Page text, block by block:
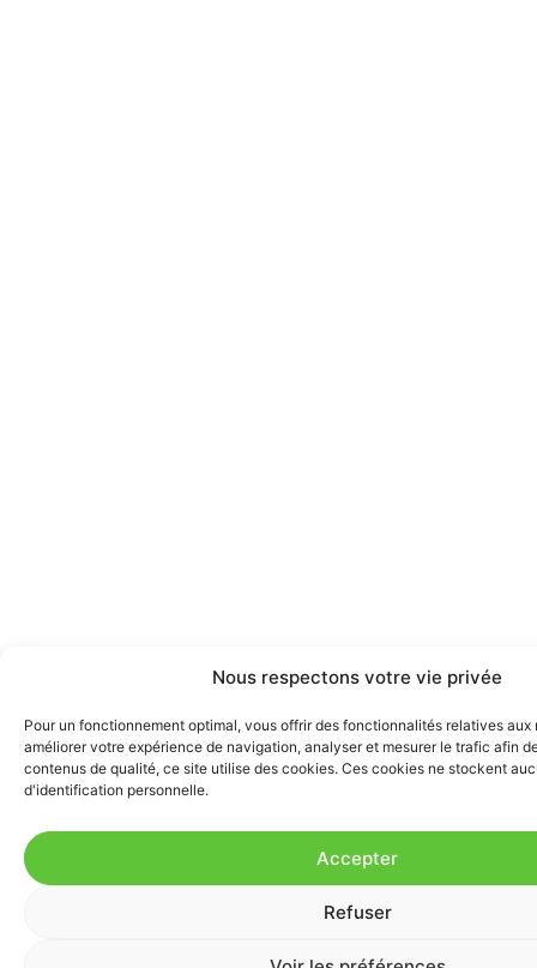
Nous respectons votre vie privée
Pour un fonctionnement optimal, vous offrir des fonctionnalités relatives aux
améliorer votre expérience de navigation, analyser et mesurer le trafic afin
contenus de qualité, ce site utilise des cookies. Ces cookies ne stockent
d'identification personnelle.
Accepter
Refuser